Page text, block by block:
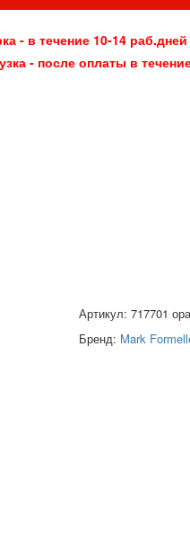
- в течение 10-14 раб.дней
- после оплаты в
Артикул: 717701
Бренд: Mark